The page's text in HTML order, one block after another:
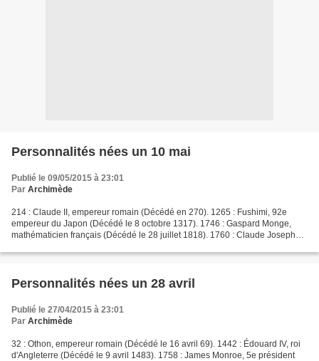
Personnalités nées un 10 mai
Publié le 09/05/2015 à 23:01
Par Archimède
214 : Claude II, empereur romain (Décédé en 270). 1265 : Fushimi, 92e
empereur du Japon (Décédé le 8 octobre 1317). 1746 : Gaspard Monge,
mathématicien français (Décédé le 28 juillet 1818). 1760 : Claude Joseph
Personnalités nées un 28 avril
Publié le 27/04/2015 à 23:01
Par Archimède
32 : Othon, empereur romain (Décédé le 16 avril 69). 1442 : Édouard IV, roi
d'Angleterre (Décédé le 9 avril 1483). 1758 : James Monroe, 5e président